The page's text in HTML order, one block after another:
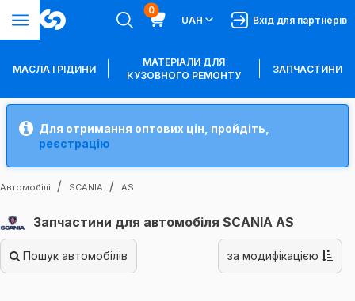
0
UAH
Вхід для партнерів
МАСЛА І РІДИНИ
МАТЕРІАЛИ ДЛЯ
КУЗОВНОГО РЕМОНТУ
ЗАПЧАСТИНИ
Для отримання оптових цін, пройдіть,
реєстрацію
Автомобілі SCANIA AS
Запчастини для автомобіля SCANIA AS
Пошук автомобілів за модифікацією